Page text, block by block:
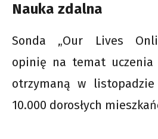
Nauka zdalna
Sonda „Our Lives
opinię na temat uczenia
otrzymaną w
10.000 dorosłych